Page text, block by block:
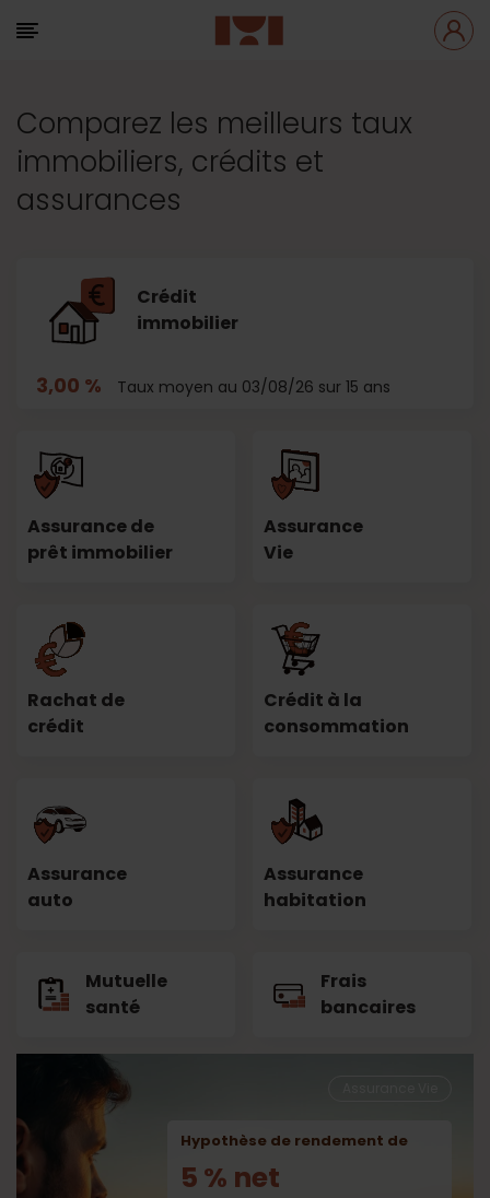
Comparez les meilleurs taux
immobiliers, crédits et
assurances
Crédit
immobilier
3,00 % Taux moyen au 03/08/26 sur 15 ans
Assurance de
prêt immobilier
Assurance
Vie
Rachat de
crédit
Crédit à la
consommation
Assurance
auto
Assurance
habitation
Mutuelle
santé
Frais
bancaires
Hypothèse de rendement de
5 % net